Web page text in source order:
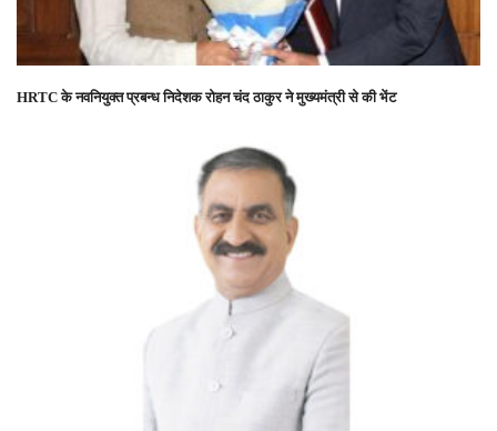
HRTC के नवनियुक्त प्रबन्ध निदेशक रोहन चंद ठाकुर ने मुख्यमंत्री से की भेंट